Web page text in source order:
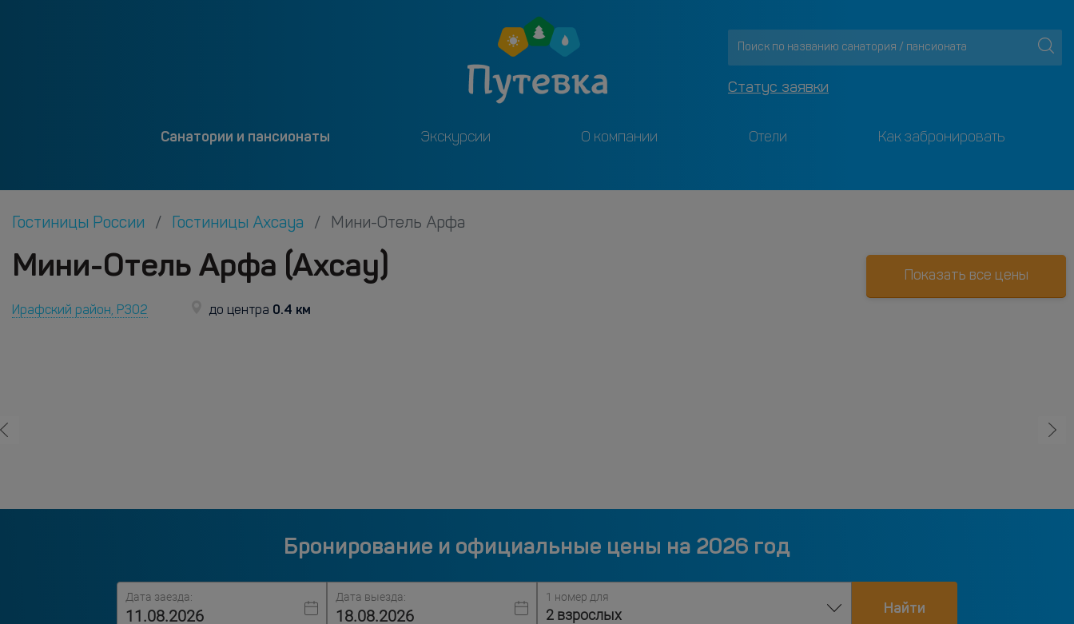
Статус заявки
Санатории и пансионаты Экскурсии О компании Отели Как забронировать
Гостиницы России Гостиницы Ахсауа Мини-Отель Арфа
Мини-Отель Арфа (Ахсау)
Ирафский район, Р302 до центра 0.4 км
Показать все цены
Бронирование и официальные цены на 2026 год
Дата заезда: Дата выезда: 1 номер для
2 взрослых Найти